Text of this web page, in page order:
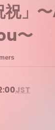
祝」
〜
JST